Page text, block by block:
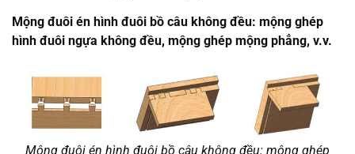
Mộng đuôi én hình đuôi bồ câu không đều: mộng ghép
hình đuôi ngựa không đều, mộng ghép mộng phẳng, v.v.
Mộng đuôi én hình đuôi bồ câu không đều: mộng ghép